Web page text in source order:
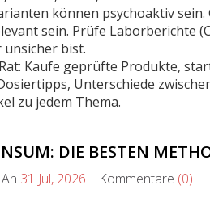
können psychoaktiv
sein. Prüfe Laborberichte
bist.
Kaufe geprüfte Produkte,
Unterschiede
zu jedem Thema.
DIE BESTEN
31 Jul, 2026 Kommentare (0)